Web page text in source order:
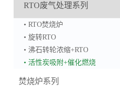
RTO废气处理系列
• RTO焚烧炉
• 旋转RTO
• 沸石转轮浓缩+RTO
• 活性炭吸附+催化燃烧
焚烧炉系列